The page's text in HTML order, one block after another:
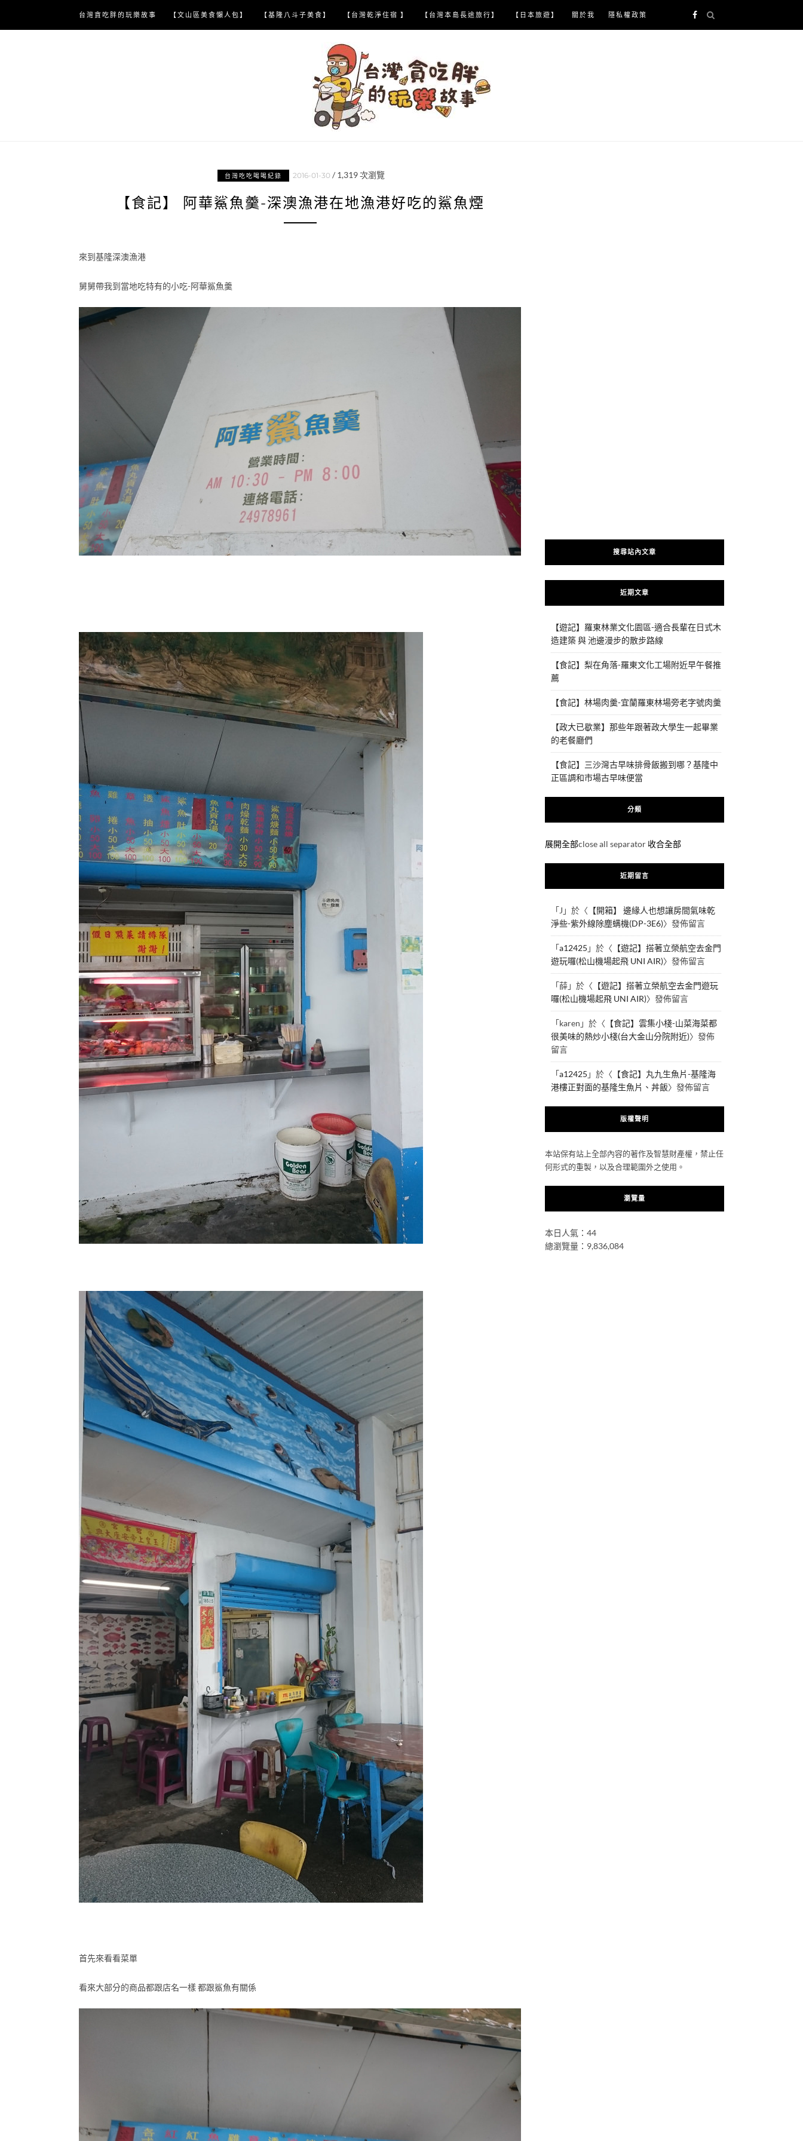
content
台灣貪吃胖的玩樂故事 【文山區美食懶人包】 【基隆八斗子美食】 【台灣乾淨住宿 】 【台灣本島長途旅行】 【日本旅遊】 關於我 隱私權政策
台灣吃吃喝喝紀錄 2016-01-30 / 1,319次瀏覽
【食記】 阿華鯊魚羹-深澳漁港在地漁港好吃的鯊魚煙
來到基隆深澳漁港
舅舅帶我到當地吃特有的小吃-阿華鯊魚羹
首先來看看菜單
看來大部分的商品都跟店名一樣 都跟鯊魚有關係
搜尋站內文章
近期文章
【遊記】羅東林業文化園區-適合長輩在日式木
造建築 與 池邊漫步的散步路線
【食記】梨在角落-羅東文化工場附近早午餐推
薦
【食記】林場肉羹-宜蘭羅東林場旁老字號肉羹
【政大已歇業】那些年跟著政大學生一起畢業
的老餐廳們
【食記】三沙灣古早味排骨飯搬到哪？基隆中
正區調和市場古早味便當
分類
展開全部close all separator 收合全部
近期留言
「J 」於〈 【開箱】 邊緣人也想讓房間氣味乾
淨些-紫外線除塵螨機(DP-3E6)〉發佈留言
「a12425 」於〈 【遊記】搭著立榮航空去金門
遊玩囉(松山機場起飛 UNI AIR)〉發佈留言
「薛」於〈 【遊記】搭著立榮航空去金門遊玩
囉(松山機場起飛 UNI AIR)〉發佈留言
「karen 」於〈 【食記】雲集小棧-山菜海菜都
很美味的熱炒小棧(台大金山分院附近)〉發佈
留言
「a12425 」於〈 【食記】丸九生魚片-基隆海
港樓正對面的基隆生魚片、丼飯〉發佈留言
版權聲明
本站保有站上全部內容的著作及智慧財產權，禁止任
何形式的重製，以及合理範圍外之使用。
瀏覽量
本日人氣：44
總瀏覽量：9,836,084